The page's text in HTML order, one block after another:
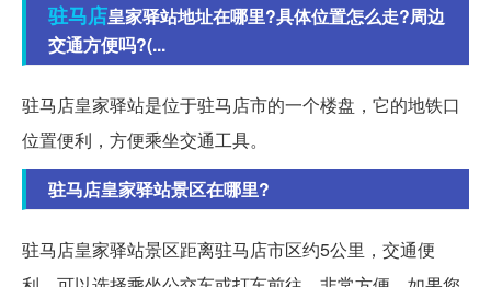
驻马店皇家驿站地址在哪里?具体位置怎么走?周边
交通方便吗?(...
驻马店皇家驿站是位于驻马店市的一个楼盘，它的地铁口
位置便利，方便乘坐交通工具。
驻马店皇家驿站景区在哪里?
驻马店皇家驿站景区距离驻马店市区约5公里，交通便